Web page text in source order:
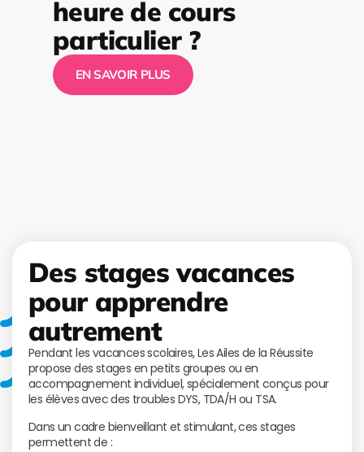
heure de cours
particulier ?
EN SAVOIR PLUS
Des stages vacances
pour apprendre
autrement
Pendant les vacances scolaires, Les Ailes de la Réussite
propose des stages en petits groupes ou en
accompagnement individuel, spécialement conçus pour
les élèves avec des troubles DYS, TDA/H ou TSA.
Dans un cadre bienveillant et stimulant, ces stages
permettent de :